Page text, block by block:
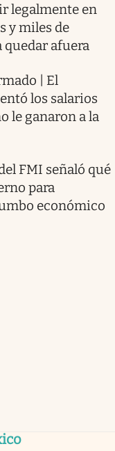
legalmente en
y miles de
quedar afuera
| El
los salarios
le ganaron a la
FMI señaló qué
para
económico